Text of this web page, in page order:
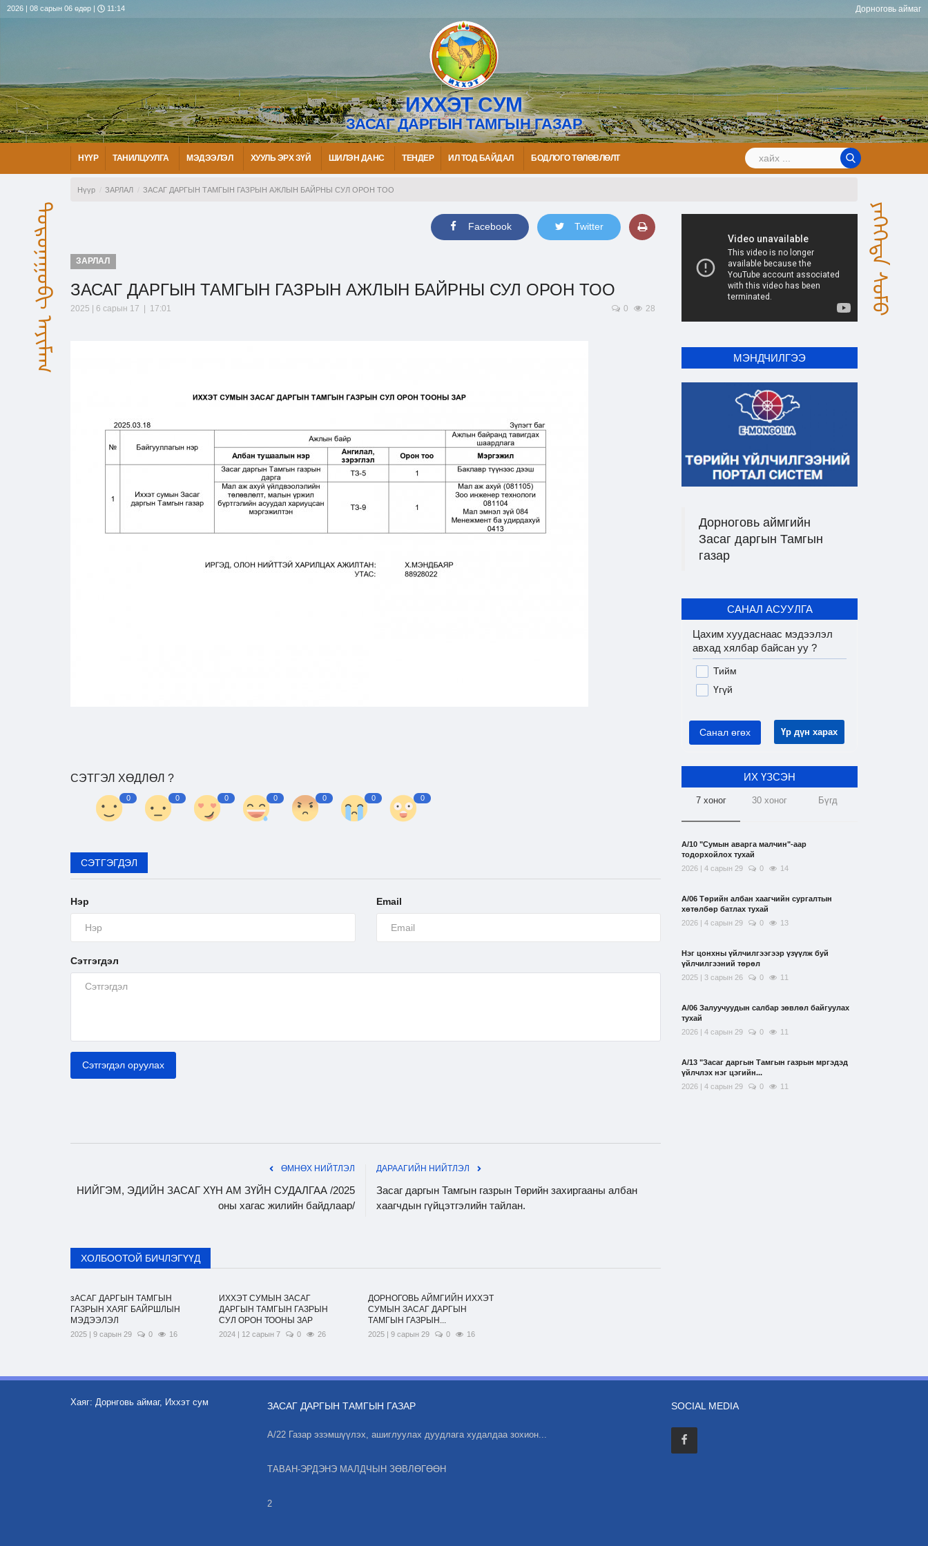
ИХХЭТ СУМ
ЗАСАГ ДАРГЫН ТАМГЫН ГАЗАР
Дорноговь аймаг
2026 | 08 сарын 06 өдөр | 11:14
НҮҮР ТАНИЛЦУУЛГА МЭДЭЭЛЭЛ ХУУЛЬ ЭРХ ЗҮЙ ШИЛЭН ДАНС ТЕНДЕР ИЛ ТОД БАЙДАЛ БОДЛОГО ТӨЛӨВЛӨЛТ
ᠳᠣᠷᠤᠨᠠᠭᠣᠪᠢ ᠠᠶᠢᠮᠠᠭ ᠶᠡᠬᠡᠬᠡᠲᠡ ᠰᠤᠮᠤ
Нүүр ЗАРЛАЛ ЗАСАГ ДАРГЫН ТАМГЫН ГАЗРЫН АЖЛЫН БАЙРНЫ СУЛ ОРОН ТОО
Facebook Twitter
ЗАРЛАЛ
ЗАСАГ ДАРГЫН ТАМГЫН ГАЗРЫН АЖЛЫН БАЙРНЫ СУЛ ОРОН ТОО
2025 | 6 сарын 17 | 17:01 0 28
СЭТГЭЛ ХӨДЛӨЛ ?
0 0 0 0 0 0 0
СЭТГЭГДЭЛ
Нэр Email
Сэтгэгдэл
Сэтгэгдэл оруулах
ӨМНӨХ НИЙТЛЭЛ
НИЙГЭМ, ЭДИЙН ЗАСАГ ХҮН АМ ЗҮЙН СУДАЛГАА /2025
оны хагас жилийн байдлаар/
ДАРААГИЙН НИЙТЛЭЛ
Засаг даргын Тамгын газрын Төрийн захиргааны албан
хаагчдын гүйцэтгэлийн тайлан.
ХОЛБООТОЙ БИЧЛЭГҮҮД
зАСАГ ДАРГЫН ТАМГЫН
ГАЗРЫН ХАЯГ БАЙРШЛЫН
МЭДЭЭЛЭЛ
2025 | 9 сарын 29 0 16
ИХХЭТ СУМЫН ЗАСАГ
ДАРГЫН ТАМГЫН ГАЗРЫН
СУЛ ОРОН ТООНЫ ЗАР
2024 | 12 сарын 7 0 26
ДОРНОГОВЬ АЙМГИЙН ИХХЭТ
СУМЫН ЗАСАГ ДАРГЫН
ТАМГЫН ГАЗРЫН...
2025 | 9 сарын 29 0 16
МЭНДЧИЛГЭЭ
Дорноговь аймгийн
Засаг даргын Тамгын
газар
САНАЛ АСУУЛГА
Цахим хуудаснаас мэдээлэл
авхад хялбар байсан уу ?
Тийм
Үгүй
Санал өгөх Үр дүн харах
ИХ ҮЗСЭН
7 хоног 30 хоног Бүгд
А/10 "Сумын аварга малчин"-аар
тодорхойлох тухай
2026 | 4 сарын 29
0 14
А/06 Төрийн албан хаагчийн сургалтын
хөтөлбөр батлах тухай
2026 | 4 сарын 29
0 13
Нэг цонхны үйлчилгээгээр үзүүлж буй
үйлчилгээний төрөл
2025 | 3 сарын 26
0 11
А/06 Залуучуудын салбар зөвлөл байгуулах
тухай
2026 | 4 сарын 29
0 11
А/13 "Засаг даргын Тамгын газрын мргэдэд
үйлчлэх нэг цэгийн...
2026 | 4 сарын 29
0 11
Хаяг: Дорнговь аймаг, Иххэт сум ЗАСАГ ДАРГЫН ТАМГЫН ГАЗАР
А/22 Газар эзэмшүүлэх, ашиглуулах дуудлага худалдаа зохион...
ТАВАН-ЭРДЭНЭ МАЛДЧЫН ЗӨВЛӨГӨӨН
2
SOCIAL MEDIA